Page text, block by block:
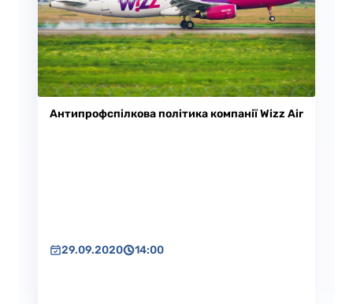
Антипрофспілкова політика компанії Wizz Air
29.09.2020 14:00